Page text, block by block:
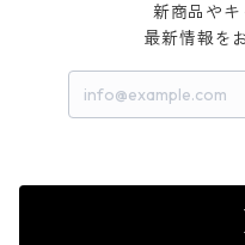
新商品や
最新情報を